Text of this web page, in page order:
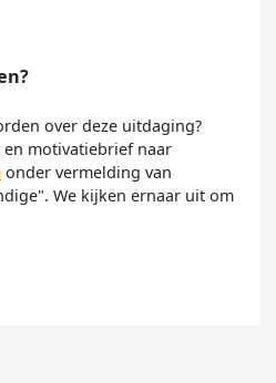
over deze uitdaging?
motivatiebrief naar
onder vermelding van
We kijken ernaar uit om